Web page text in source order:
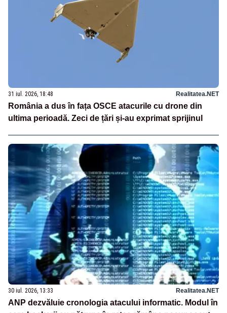
31 iul. 2026, 18:48 Realitatea.NET
România a dus în fața OSCE atacurile cu drone din
ultima perioadă. Zeci de țări și-au exprimat sprijinul
30 iul. 2026, 13:33 Realitatea.NET
ANP dezvăluie cronologia atacului informatic. Modul în